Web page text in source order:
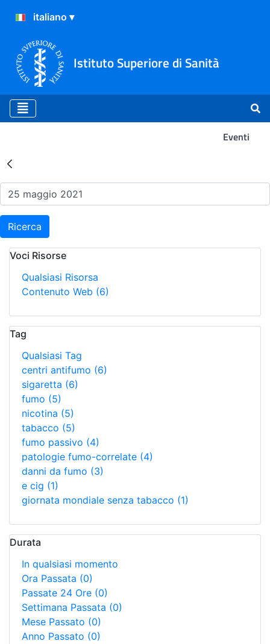
Istituto Superiore di Sanità
Eventi
Risultati della Ricerca -
Ricerca
Voci Risorse
Qualsiasi Risorsa
Contenuto Web (6)
Tag
Qualsiasi Tag
centri antifumo (6)
sigaretta (6)
fumo (5)
nicotina (5)
tabacco (5)
fumo passivo (4)
patologie fumo-correlate (4)
danni da fumo (3)
e cig (1)
giornata mondiale senza tabacco (1)
Durata
In qualsiasi momento
Ora Passata (0)
Passate 24 Ore (0)
Settimana Passata (0)
Mese Passato (0)
Anno Passato (0)